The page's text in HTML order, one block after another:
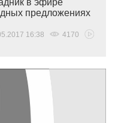
в эфире
предложениях
16:38 4170